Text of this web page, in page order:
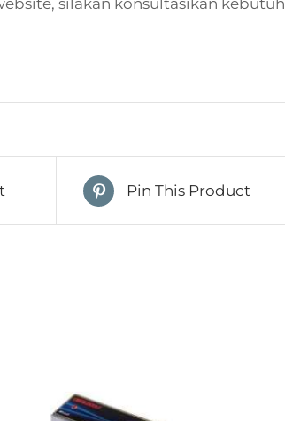
Pin This Product